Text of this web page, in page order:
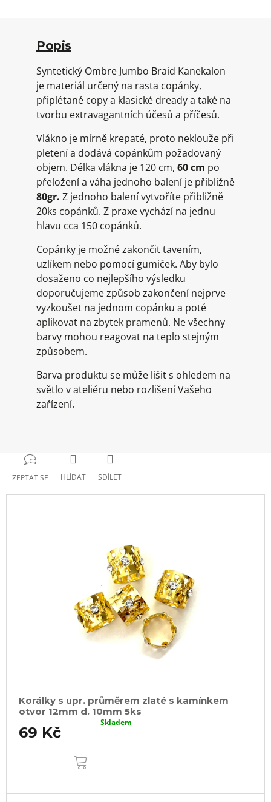
Popis
Syntetický Ombre Jumbo Braid Kanekalon
je materiál určený na rasta copánky,
připlétané copy a klasické dready a také na
tvorbu extravagantních účesů a příčesů.
Vlákno je mírně krepaté, proto neklouže při
pletení a dodává copánkům požadovaný
objem. Délka vlákna je 120 cm, 60 cm po
přeložení a váha jednoho balení je přibližně
80gr. Z jednoho balení vytvoříte přibližně
20ks copánků. Z praxe vychází na jednu
hlavu cca 150 copánků.
Copánky je možné zakončit tavením,
uzlíkem nebo pomocí gumiček. Aby bylo
dosaženo co nejlepšího výsledku
doporučujeme způsob zakončení nejprve
vyzkoušet na jednom copánku a poté
aplikovat na zbytek pramenů. Ne všechny
barvy mohou reagovat na teplo stejným
způsobem.
Barva produktu se může lišit s ohledem na
světlo v ateliéru nebo rozlišení Vašeho
zařízení.
ZEPTAT SE HLÍDAT SDÍLET
Korálky s upr. průměrem zlaté s kamínkem
otvor 12mm d. 10mm 5ks
69 Kč
Skladem